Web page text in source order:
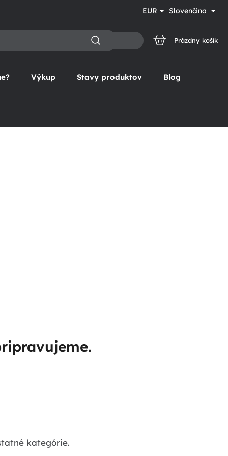
EUR Slovenčina
NÁKUPNÝ
Prázdny košík
Výkup Stavy produktov Blog
kategórie.